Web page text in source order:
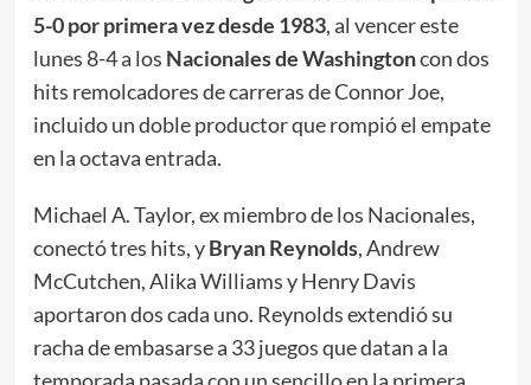
5-0 por primera vez desde 1983, al vencer este
lunes 8-4 a los Nacionales de Washingtoncon dos
hits remolcadores de carreras de Connor Joe,
incluido un doble productor que rompió el empate
en la octava entrada.
Michael A. Taylor, ex miembro de los Nacionales,
conectó tres hits, yBryan Reynolds, Andrew
McCutchen, Alika Williams y Henry Davis
aportaron dos cada uno. Reynolds extendió su
racha de embasarse a 33 juegos que datan a la